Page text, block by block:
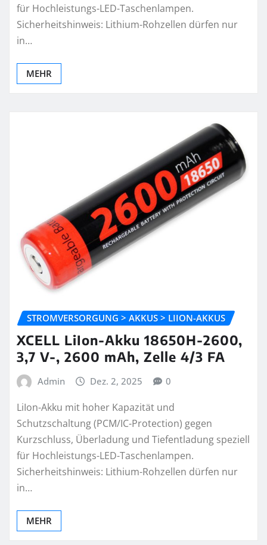
für Hochleistungs-LED-Taschenlampen.
Sicherheitshinweis: Lithium-Rohzellen dürfen nur
in…
MEHR
STROMVERSORGUNG > AKKUS > LIION-AKKUS
XCELL LiIon-Akku 18650H-2600,
3,7 V-, 2600 mAh, Zelle 4/3 FA
Admin Dez. 2, 2025 0
LiIon-Akku mit hoher Kapazität und
Schutzschaltung (PCM/IC-Protection) gegen
Kurzschluss, Überladung und Tiefentladung speziell
für Hochleistungs-LED-Taschenlampen.
Sicherheitshinweis: Lithium-Rohzellen dürfen nur
in…
MEHR